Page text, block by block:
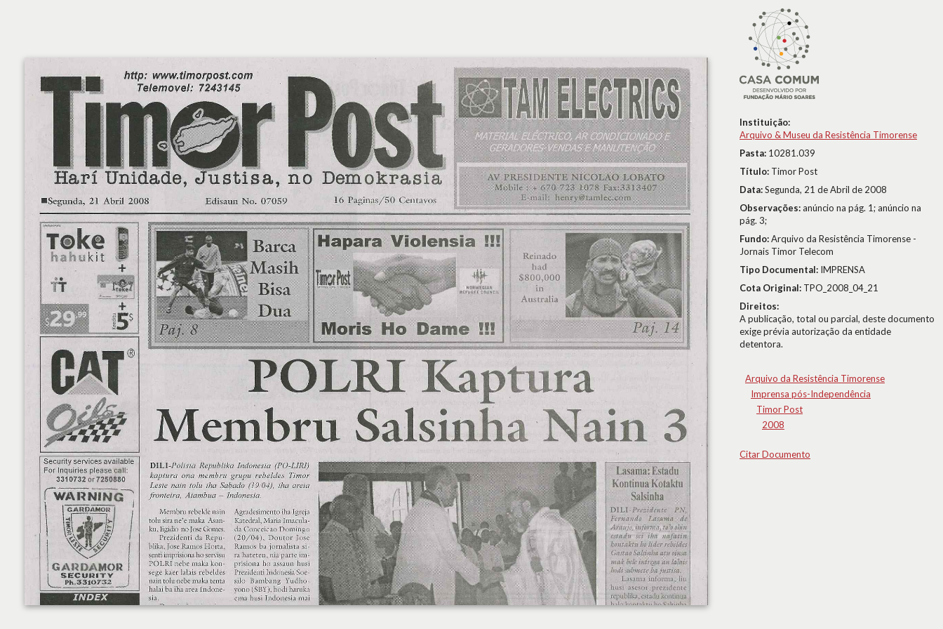
Instituição:
Arquivo & Museu da Resistência Timorense
Pasta: 10281.039
Título: Timor Post
Data:Segunda, 21 de Abril de 2008
Observações:anúncio na pág. 1; anúncio na
pág. 3;
Fundo:Arquivo da Resistência Timorense -
Jornais Timor Telecom
Tipo Documental: IMPRENSA
Cota Original: TPO_2008_04_21
Direitos:
A publicação, total ou parcial, deste documento
exige prévia autorização da entidade
detentora.
Arquivo da Resistência Timorense
Imprensa pós-Independência
Timor Post
2008
Citar Documento